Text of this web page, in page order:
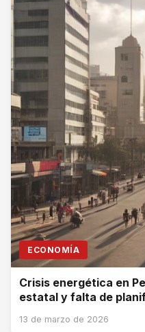
ECONOMÍA
Crisis energética en
estatal y falta de
13 de marzo de 2026